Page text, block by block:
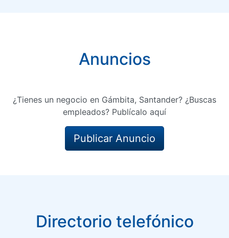
Anuncios
¿Tienes un negocio en Gámbita, Santander? ¿Buscas
empleados? Publícalo aquí
Publicar Anuncio
Directorio telefónico